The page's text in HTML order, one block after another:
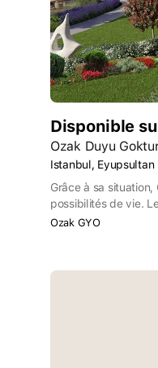
Disponible
Ozak Duyu
Istanbul, Eyupsultan
Grâce à sa
possibilités de vie.
un style de vie
urbaine.
Ozak GYO